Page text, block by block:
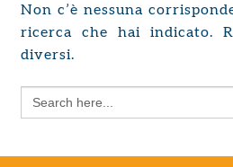
Search
Non c’è nessuna
ricerca che hai indicato.
diversi.
Search
for: